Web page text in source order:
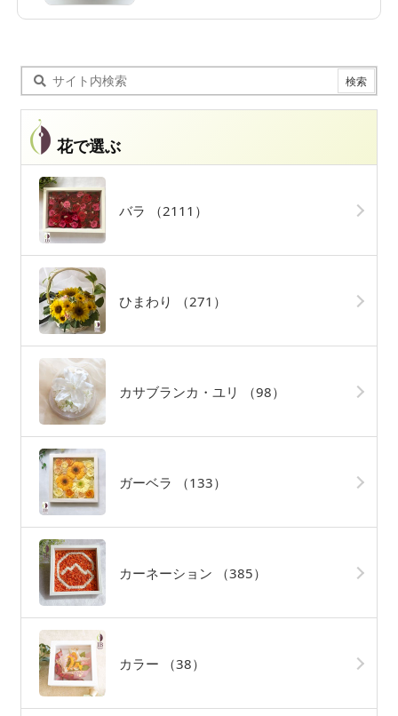
花で選ぶ
バラ （2111）
ひまわり （271）
カサブランカ・ユリ （98）
ガーベラ （133）
カーネーション （385）
カラー （38）